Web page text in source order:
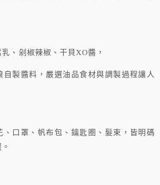
、剁椒辣椒、干貝XO醬，
自製醬料，嚴選油品食材與調製過程讓人
、口罩、帆布包、鑰匙圈、髮束，皆明碼